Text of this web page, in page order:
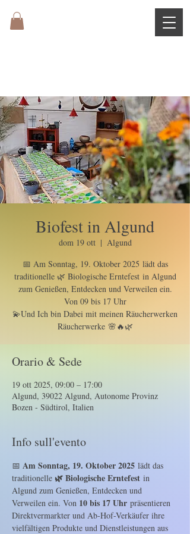
Biofest in Algund
dom 19 ott
  |
Algund
📅 Am Sonntag, 19. Oktober 2025 lädt das
traditionelle 🌿 Biologische Erntefest in Algund
zum Genießen, Entdecken und Verweilen ein.
Von 09 bis 17 Uhr
💫Und Ich bin Dabei mit meinen Räucherwerken
Orario & Sede
19 ott 2025, 09:00 – 17:00
Algund, 39022 Algund, Autonome Provinz
Bozen - Südtirol, Italien
Info sull'evento
📅 Am Sonntag, 19. Oktober 2025 lädt das
traditionelle 🌿 Biologische Erntefest in
Algund zum Genießen, Entdecken und
Verweilen ein. Von 10 bis 17 Uhr präsentieren
Direktvermarkter und Ab-Hof-Verkäufer ihre
vielfältigen Produkte und Dienstleistungen aus